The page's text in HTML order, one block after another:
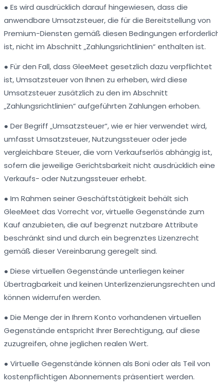
● Es wird ausdrücklich darauf hingewiesen, dass die
anwendbare Umsatzsteuer, die für die Bereitstellung von
Premium-Diensten gemäß diesen Bedingungen
ist, nicht im Abschnitt „Zahlungsrichtlinien“ enthalten ist.
● Für den Fall, dass GleeMeet gesetzlich dazu verpflichtet
ist, Umsatzsteuer von Ihnen zu erheben, wird diese
Umsatzsteuer zusätzlich zu den im Abschnitt
„Zahlungsrichtlinien“ aufgeführten Zahlungen erhoben.
● Der Begriff „Umsatzsteuer“, wie er hier verwendet wird,
umfasst Umsatzsteuer, Nutzungssteuer oder jede
vergleichbare Steuer, die vom Verkaufserlös abhängig ist,
sofern die jeweilige Gerichtsbarkeit nicht ausdrücklich eine
Verkaufs- oder Nutzungssteuer erhebt.
● Im Rahmen seiner Geschäftstätigkeit behält sich
GleeMeet das Vorrecht vor, virtuelle Gegenstände zum
Kauf anzubieten, die auf begrenzt nutzbare Attribute
beschränkt sind und durch ein begrenztes Lizenzrecht
gemäß dieser Vereinbarung geregelt sind.
● Diese virtuellen Gegenstände unterliegen keiner
Übertragbarkeit und keinen Unterlizenzierungsrechten und
können widerrufen werden.
● Die Menge der in Ihrem Konto vorhandenen virtuellen
Gegenstände entspricht Ihrer Berechtigung, auf diese
zuzugreifen, ohne jeglichen realen Wert.
● Virtuelle Gegenstände können als Boni oder als Teil von
kostenpflichtigen Abonnements präsentiert werden.